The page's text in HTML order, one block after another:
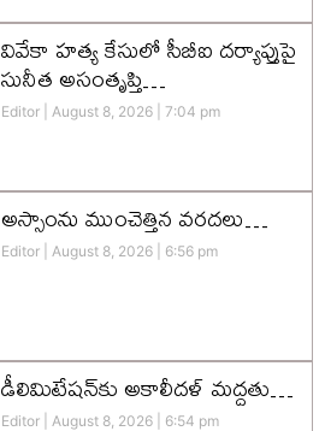
వివేకా హత్య కేసులో సీబీఐ దర్యాప్తుపై
సునీత అసంతృప్తి…
Editor August 8, 2026 7:04 pm
అస్సాంను ముంచెత్తిన వరదలు…
Editor August 8, 2026 6:56 pm
డీలిమిటేషన్‌కు అకాలీదళ్‌ మద్దతు…
Editor August 8, 2026 6:54 pm